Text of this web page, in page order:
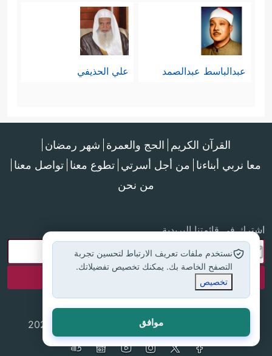
عبدالباسط عبدالصمد علي الحذيفي
القرآن الكريم الحج والعمرة شهر رمضان
معا نربي أبناءنا من أجل أسرتي تطوع معنا تواصل معنا
من نحن
اشترك في قائمتنا البريدية
جميع الحقوق محفوظة لموقع إسلام أون لاين © 2025
نستخدم ملفات تعريف الارتباط لتحسين تجربة
التصفح الخاصة بك. يمكنك تخصيص تفضيلاتك.
تخصيص
موافق